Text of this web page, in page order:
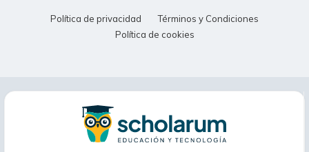
Política de privacidad
Términos y Condiciones
Política de cookies